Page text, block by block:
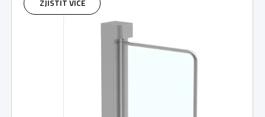
ZJISTIT VÍCE